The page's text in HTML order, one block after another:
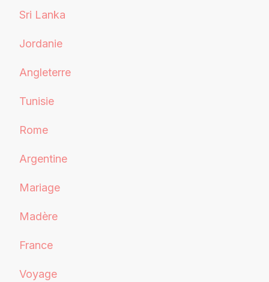
Sri Lanka
Jordanie
Angleterre
Tunisie
Rome
Argentine
Mariage
Madère
France
Voyage